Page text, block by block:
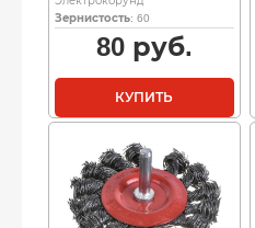
Зернистость: 60
80руб.
КУПИТЬ